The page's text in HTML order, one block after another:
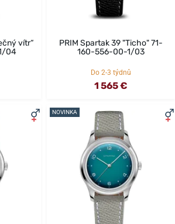
vítr“
04
PRIM Spartak 39 "Ticho" 71-
160-556-00-1/03
Do 2-3 týdnů
1 565 €
NOVINKA